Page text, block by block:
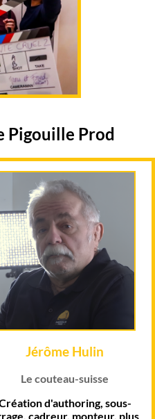
Pigouille Prod
Jérôme Hulin
Le couteau-suisse
d'authoring, sous-
cadreur, monteur, plus